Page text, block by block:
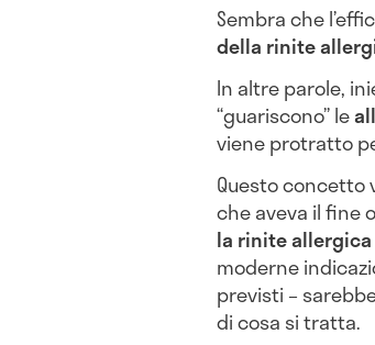
Sembra che
della rinite
In altre parole,
“guariscono” le
viene protratto
Questo
che aveva il fine
la rinite allergica
moderne
previsti –
di cosa si tratta.